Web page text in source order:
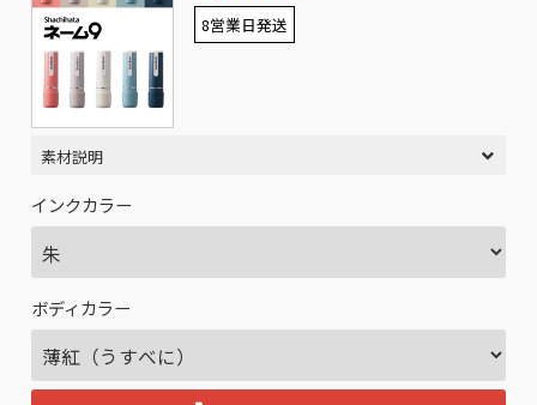
8営業日発送
素材説明
インクカラー
ボディカラー